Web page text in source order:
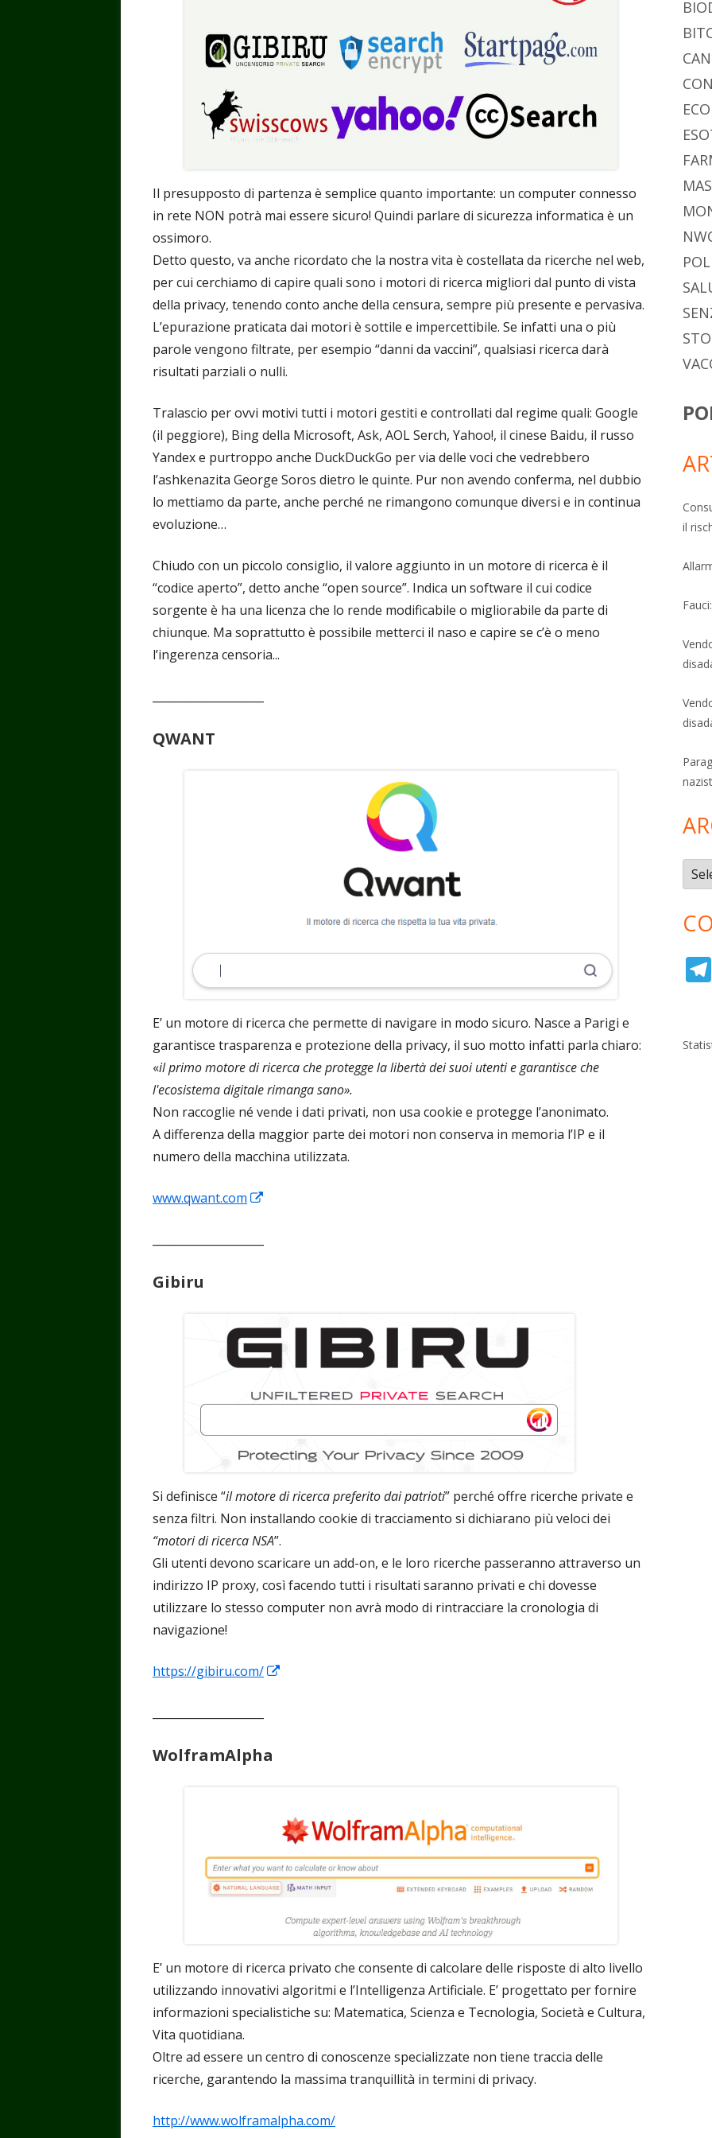
Il presupposto di partenza è semplice quanto importante: un computer connesso
in rete NON potrà mai essere sicuro! Quindi parlare di sicurezza informatica è un
ossimoro.
Detto questo, va anche ricordato che la nostra vita è costellata da ricerche nel web,
per cui cerchiamo di capire quali sono i motori di ricerca migliori dal punto di vista
della privacy, tenendo conto anche della censura, sempre più presente e pervasiva.
L’epurazione praticata dai motori è sottile e impercettibile. Se infatti una o più
parole vengono filtrate, per esempio “danni da vaccini”, qualsiasi ricerca darà
risultati parziali o nulli.
Tralascio per ovvi motivi tutti i motori gestiti e controllati dal regime quali: Google
(il peggiore), Bing della Microsoft, Ask, AOL Serch, Yahoo!, il cinese Baidu, il russo
Yandex e purtroppo anche DuckDuckGo per via delle voci che vedrebbero
l’ashkenazita George Soros dietro le quinte. Pur non avendo conferma, nel dubbio
lo mettiamo da parte, anche perché ne rimangono comunque diversi e in continua
evoluzione…
Chiudo con un piccolo consiglio, il valore aggiunto in un motore di ricerca è il
“codice aperto”, detto anche “open source”. Indica un software il cui codice
sorgente è ha una licenza che lo rende modificabile o migliorabile da parte di
chiunque. Ma soprattutto è possibile metterci il naso e capire se c’è o meno
l’ingerenza censoria...
QWANT
E’ un motore di ricerca che permette di navigare in modo sicuro. Nasce a Parigi e
garantisce trasparenza e protezione della privacy, il suo motto infatti parla chiaro:
«il primo motore di ricerca che protegge la libertà dei suoi utenti e garantisce che
l'ecosistema digitale rimanga sano».
Non raccoglie né vende i dati privati, non usa cookie e protegge l’anonimato.
A differenza della maggior parte dei motori non conserva in memoria l’IP e il
numero della macchina utilizzata.
www.qwant.com
Gibiru
Si definisce “il motore di ricerca preferito dai patrioti” perché offre ricerche private e
senza filtri. Non installando cookie di tracciamento si dichiarano più veloci dei
“motori di ricerca NSA”.
Gli utenti devono scaricare un add-on, e le loro ricerche passeranno attraverso un
indirizzo IP proxy, così facendo tutti i risultati saranno privati e chi dovesse
utilizzare lo stesso computer non avrà modo di rintracciare la cronologia di
navigazione!
https://gibiru.com/
WolframAlpha
E’ un motore di ricerca privato che consente di calcolare delle risposte di alto livello
utilizzando innovativi algoritmi e l’Intelligenza Artificiale. E’ progettato per fornire
informazioni specialistiche su: Matematica, Scienza e Tecnologia, Società e Cultura,
Vita quotidiana.
Oltre ad essere un centro di conoscenze specializzate non tiene traccia delle
ricerche, garantendo la massima tranquillità in termini di privacy.
http://www.wolframalpha.com/
il